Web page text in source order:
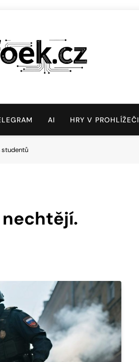
AI HRY V PROHLÍŽEČI
studentů
nechtějí.